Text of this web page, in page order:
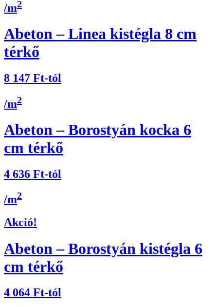
/m2
Abeton – Linea kistégla 8 cm
térkő
8 147 Ft-tól
/m2
Abeton – Borostyán kocka 6
cm térkő
4 636 Ft-tól
/m2
Akció!
Abeton – Borostyán kistégla 6
cm térkő
4 064 Ft-tól